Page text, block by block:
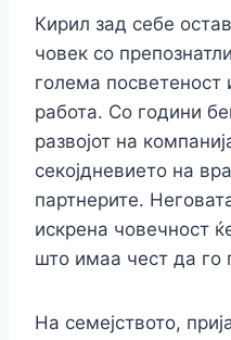
Кирил зад себе
човек со
голема посветеност
работа. Со години
развојот на
секојдневието на
партнерите.
искрена човечност
што имаа чест да го
На семејството,